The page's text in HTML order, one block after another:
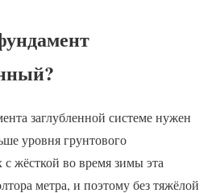
заглубленной системе нужен
уровня грунтового
жёсткой во время зимы эта
метра, и поэтому без тяжёлой